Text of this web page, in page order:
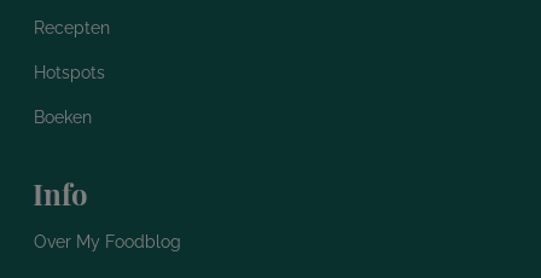
Recepten
Hotspots
Boeken
Info
Over My Foodblog